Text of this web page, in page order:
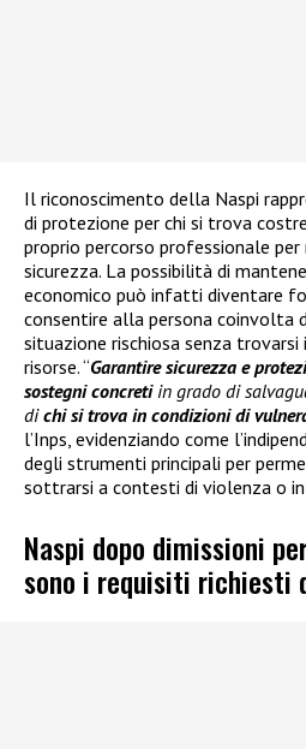
Il riconoscimento della Naspi
di protezione per chi si trova
proprio percorso professionale
sicurezza. La possibilità di
economico può infatti diventare
consentire alla persona coinvolta
situazione rischiosa senza
risorse. “Garantire sicurezza e
sostegni concretiin grado di
dichi si trova in condizioni di
l’Inps, evidenziando come
degli strumenti principali per
sottrarsi a contesti di violenza o
Naspi dopo dimissioni
sono i requisiti richiesti